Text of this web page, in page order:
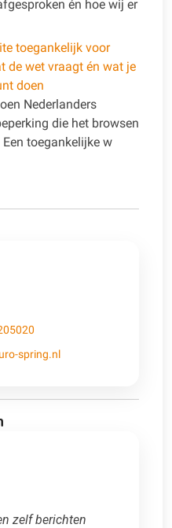
én hoe wij er
toegankelijk voor
de wet vraagt én wat je
doen
Nederlanders
die het browsen
toegankelijke w
spring.nl
zelf berichten